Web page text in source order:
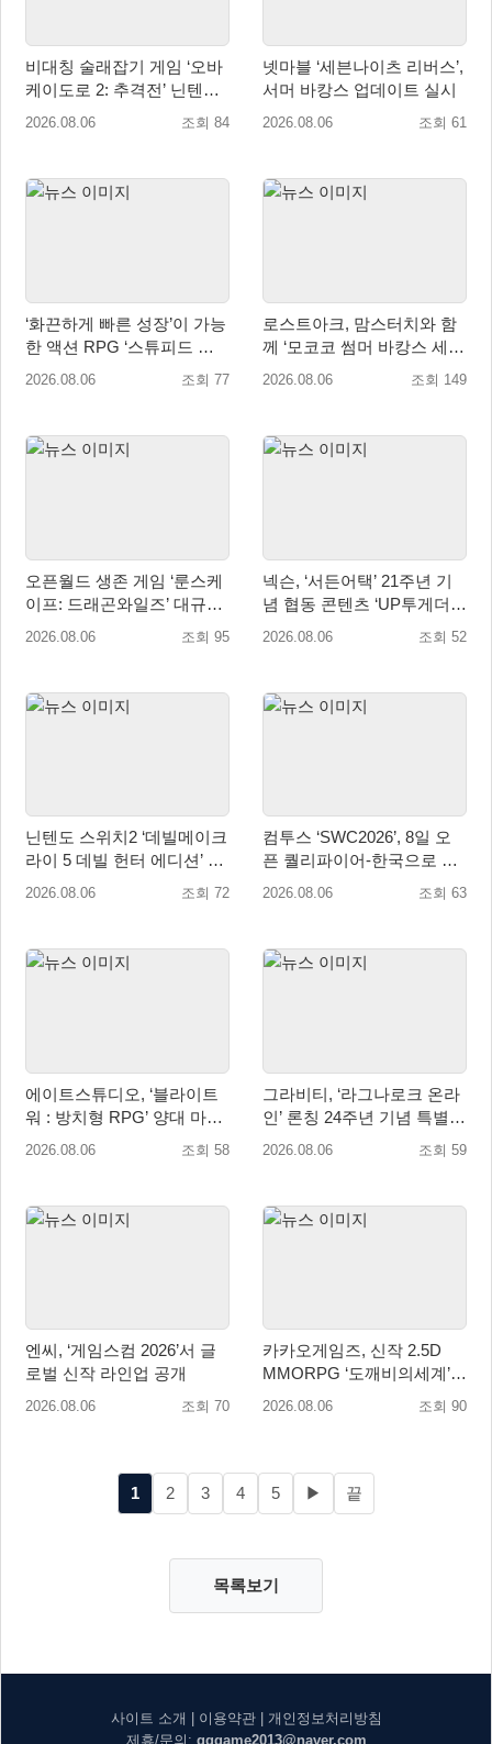
비대칭 술래잡기 게임 ‘오바
케이도로 2: 추격전’ 닌텐도
eShop 출시
2026.08.06 조회 84
넷마블 ‘세븐나이츠 리버스’,
서머 바캉스 업데이트 실시
2026.08.06 조회 61
‘화끈하게 빠른 성장’이 가능
한 액션 RPG ‘스튜피드 네
버 다이즈’ 패키지판 예약판
2026.08.06 조회 77
로스트아크, 맘스터치와 함
께 ‘모코코 썸머 바캉스 세
트’ 출시
2026.08.06 조회 149
오픈월드 생존 게임 ‘룬스케
이프: 드래곤와일즈’ 대규모
유저 편의성 개선 및 사이드
2026.08.06 조회 95
넥슨, ‘서든어택’ 21주년 기
념 협동 콘텐츠 ‘UP투게더’
업데이트
2026.08.06 조회 52
닌텐도 스위치2 ‘데빌메이크
라이 5 데빌 헌터 에디션’ 패
키지 제품 8월 7일 예약판매
2026.08.06 조회 72
컴투스 ‘SWC2026’, 8일 오
픈 퀄리파이어-한국으로 시
즌 개막!
2026.08.06 조회 63
에이트스튜디오, ‘블라이트
워 : 방치형 RPG’ 양대 마켓
인기 순위 1위 달성
2026.08.06 조회 58
그라비티, ‘라그나로크 온라
인’ 론칭 24주년 기념 특별
감사 축제 실시!
2026.08.06 조회 59
엔씨, ‘게임스컴 2026’서 글
로벌 신작 라인업 공개
2026.08.06 조회 70
카카오게임즈, 신작 2.5D
MMORPG ‘도깨비의세계’
천만 배우 박지훈 광고 모델
2026.08.06 조회 90
1 2 3 4 5 ▶ 끝
목록보기
사이트 소개 이용약관| 개인정보처리방침
제휴/문의: gggame2013@naver.com